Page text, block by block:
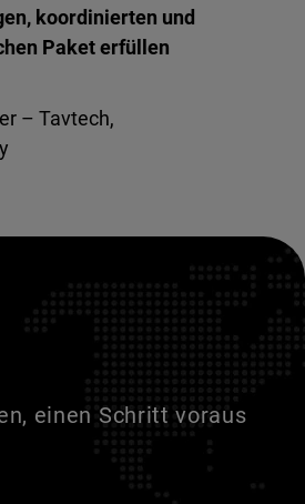
koordinierten und
Paket erfüllen
– Tavtech,
einen Schritt voraus